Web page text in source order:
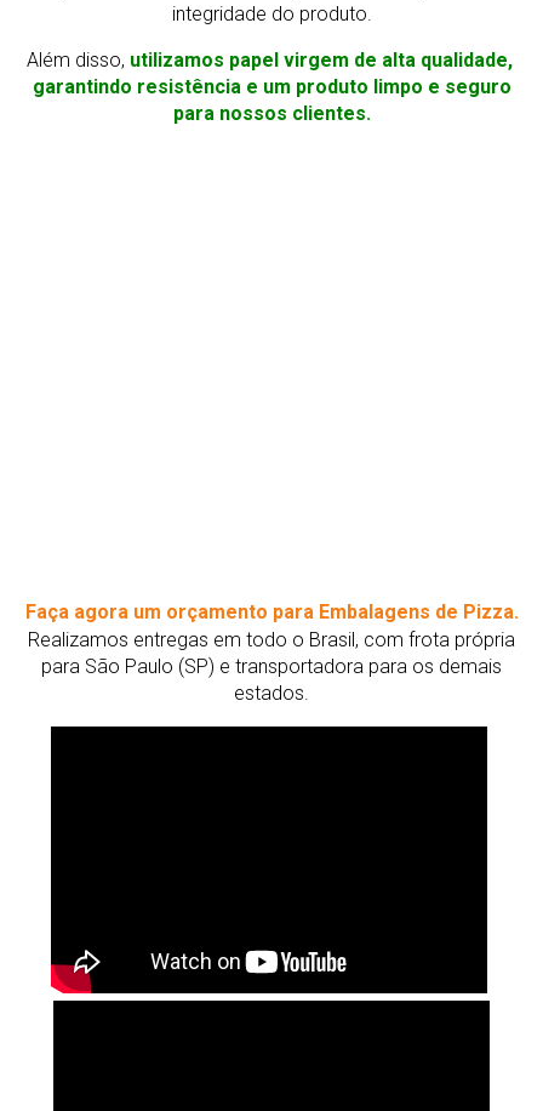
integridade do produto.
Além disso, utilizamos papel virgem de alta qualidade,
garantindo resistência e um produto limpo e seguro
para nossos clientes.
Faça agora um orçamento para Embalagens de Pizza.
Realizamos entregas em todo o Brasil, com frota própria
para São Paulo (SP) e transportadora para os demais
estados.